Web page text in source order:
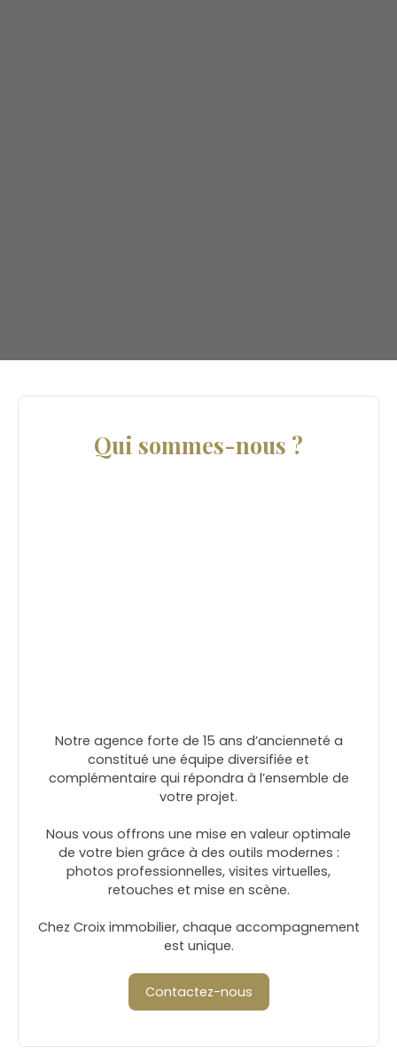
Qui sommes-nous ?
Notre agence forte de 15 ans d’ancienneté a
constitué une équipe diversifiée et
complémentaire qui répondra à l’ensemble de
votre projet.
Nous vous offrons une mise en valeur optimale
de votre bien grâce à des outils modernes :
photos professionnelles, visites virtuelles,
retouches et mise en scène.
Chez Croix immobilier, chaque accompagnement
est unique.
Contactez-nous